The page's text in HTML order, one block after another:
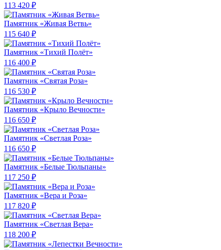
113 420 ₽
Памятник «Живая Ветвь»
115 640 ₽
Памятник «Тихий Полёт»
116 400 ₽
Памятник «Святая Роза»
116 530 ₽
Памятник «Крыло Вечности»
116 650 ₽
Памятник «Светлая Роза»
116 650 ₽
Памятник «Белые Тюльпаны»
117 250 ₽
Памятник «Вера и Роза»
117 820 ₽
Памятник «Светлая Вера»
118 200 ₽